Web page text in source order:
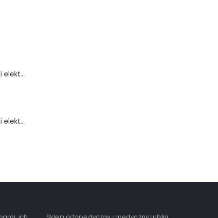
Wózek inwalidzki elektryczny - FLASH-TIM
Wózek inwalidzki elektryczny - FortiGO